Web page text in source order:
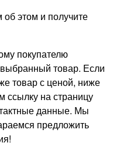
этом и получите
покупателю
товар. Если
товар с ценой, ниже
ссылку на страницу
данные. Мы
предложить